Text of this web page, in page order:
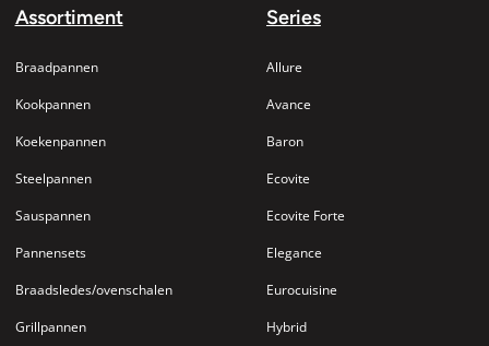
Assortiment
Braadpannen
Kookpannen
Koekenpannen
Steelpannen
Sauspannen
Pannensets
Braadsledes/ovenschalen
Grillpannen
Series
Allure
Avance
Baron
Ecovite
Ecovite Forte
Elegance
Eurocuisine
Hybrid